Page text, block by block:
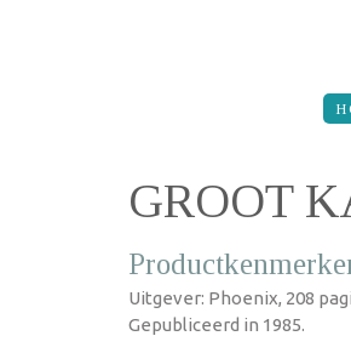
GROOT
Uitgever: Phoenix, 208
Gepubliceerd in 1985.